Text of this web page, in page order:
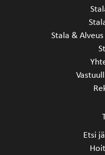
Stala &
Etsi